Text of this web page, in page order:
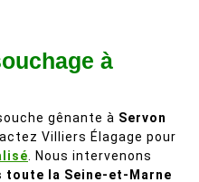
en
débordait trop
chez les
plein de bois
mort. C'est
délicat parce
à
gênante à Servon
Villiers Élagage pour
. Nous intervenons
toute la Seine-et-Marne